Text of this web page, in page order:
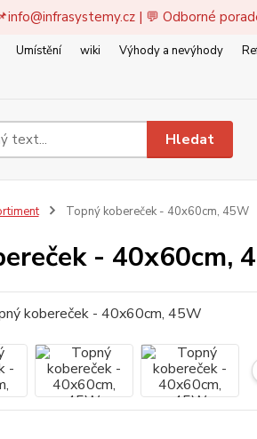
info@infrasystemy.cz| 💬 Odborné
Umístění wiki Výhody a nevýhody
Hledat
Topný kobereček - 40x60cm, 45W
- 40x60cm,